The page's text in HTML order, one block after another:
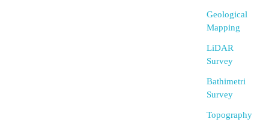
Geological
Mapping
LiDAR
Survey
Bathimetri
Survey
Topography